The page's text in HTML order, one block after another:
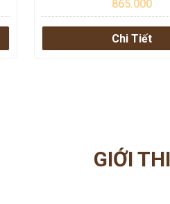
865.000
Chi Tiết
GIỚI